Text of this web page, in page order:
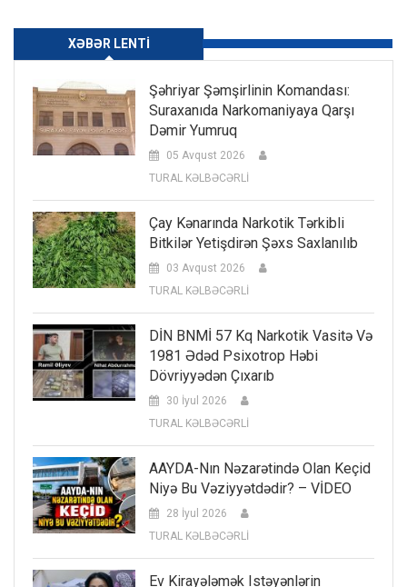
XƏBƏR LENTI
Şəhriyar Şəmşirlinin Komandası:
Suraxanıda Narkomaniyaya Qarşı
Dəmir Yumruq
05 Avqust 2026
TURAL KƏLBƏCƏRLİ
Çay Kənarında Narkotik Tərkibli
Bitkilər Yetişdirən Şəxs Saxlanılıb
03 Avqust 2026
TURAL KƏLBƏCƏRLİ
DİN BNMİ 57 Kq Narkotik Vasitə Və
1981 Ədəd Psixotrop Həbi
Dövriyyədən Çıxarıb
30 İyul 2026
TURAL KƏLBƏCƏRLİ
AAYDA-Nın Nəzarətində Olan Keçid
Niyə Bu Vəziyyətdədir? – VİDEO
28 İyul 2026
TURAL KƏLBƏCƏRLİ
Ev Kirayələmək Istəyənlərin